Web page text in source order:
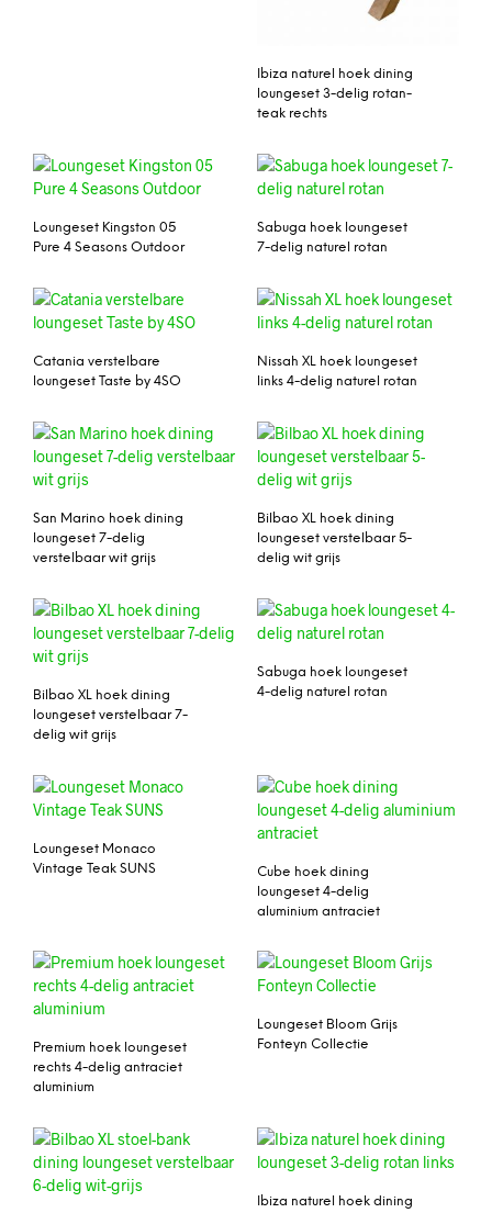
Ibiza naturel hoek dining
loungeset 3-delig rotan-
teak rechts
Loungeset Kingston 05
Pure 4 Seasons Outdoor
Sabuga hoek loungeset
7-delig naturel rotan
Catania verstelbare
loungeset Taste by 4SO
Nissah XL hoek loungeset
links 4-delig naturel rotan
San Marino hoek dining
loungeset 7-delig
verstelbaar wit grijs
Bilbao XL hoek dining
loungeset verstelbaar 5-
delig wit grijs
Bilbao XL hoek dining
loungeset verstelbaar 7-
delig wit grijs
Sabuga hoek loungeset
4-delig naturel rotan
Loungeset Monaco
Vintage Teak SUNS
Cube hoek dining
loungeset 4-delig
aluminium antraciet
Premium hoek loungeset
rechts 4-delig antraciet
aluminium
Loungeset Bloom Grijs
Fonteyn Collectie
Ibiza naturel hoek dining